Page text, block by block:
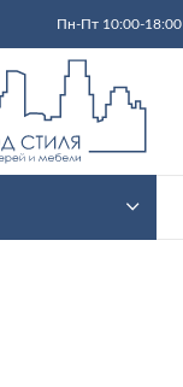
Пн-Пт 10:00-18:00